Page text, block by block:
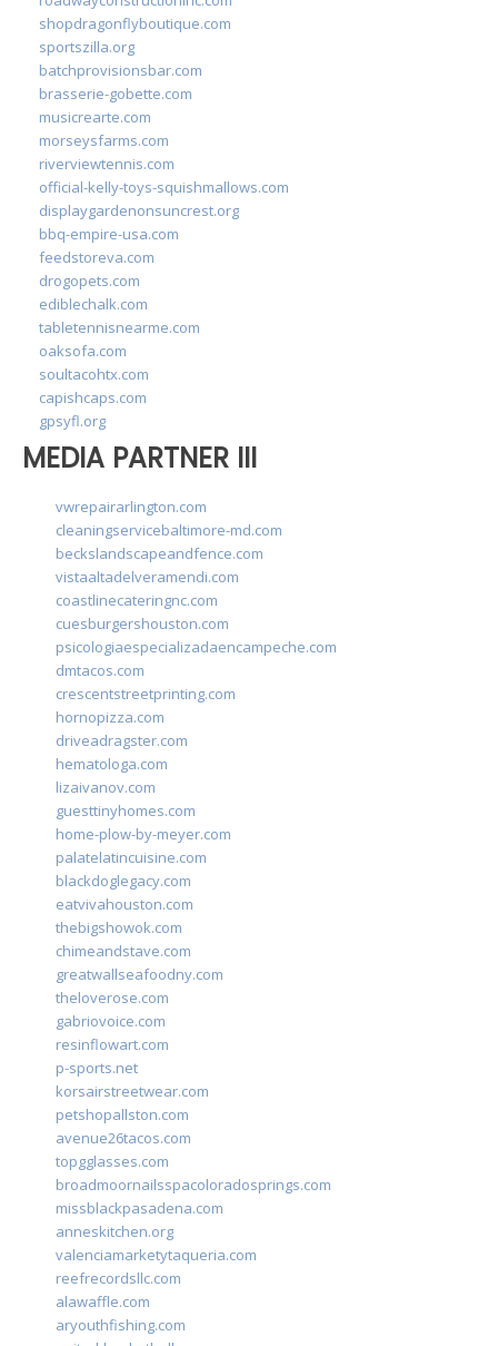
shopdragonflyboutique.com
sportszilla.org
batchprovisionsbar.com
brasserie-gobette.com
musicrearte.com
morseysfarms.com
riverviewtennis.com
official-kelly-toys-squishmallows.com
displaygardenonsuncrest.org
bbq-empire-usa.com
feedstoreva.com
drogopets.com
ediblechalk.com
tabletennisnearme.com
oaksofa.com
soultacohtx.com
capishcaps.com
gpsyfl.org
MEDIA PARTNER III
vwrepairarlington.com
cleaningservicebaltimore-md.com
beckslandscapeandfence.com
vistaaltadelveramendi.com
coastlinecateringnc.com
cuesburgershouston.com
psicologiaespecializadaencampeche.com
dmtacos.com
crescentstreetprinting.com
hornopizza.com
driveadragster.com
hematologa.com
lizaivanov.com
guesttinyhomes.com
home-plow-by-meyer.com
palatelatincuisine.com
blackdoglegacy.com
eatvivahouston.com
thebigshowok.com
chimeandstave.com
greatwallseafoodny.com
theloverose.com
gabriovoice.com
resinflowart.com
p-sports.net
korsairstreetwear.com
petshopallston.com
avenue26tacos.com
topgglasses.com
broadmoornailsspacoloradosprings.com
missblackpasadena.com
anneskitchen.org
valenciamarketytaqueria.com
reefrecordsllc.com
alawaffle.com
aryouthfishing.com